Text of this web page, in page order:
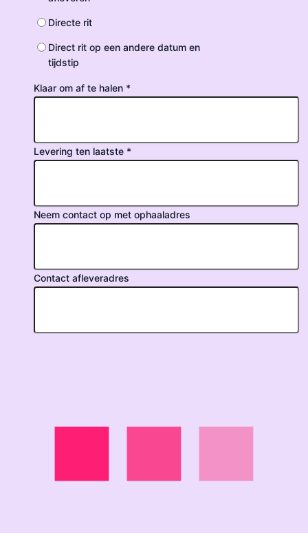
Directe rit
Direct rit op een andere datum en
tijdstip
Klaar om af te halen *
Levering ten laatste *
Neem contact op met ophaaladres
Contact afleveradres